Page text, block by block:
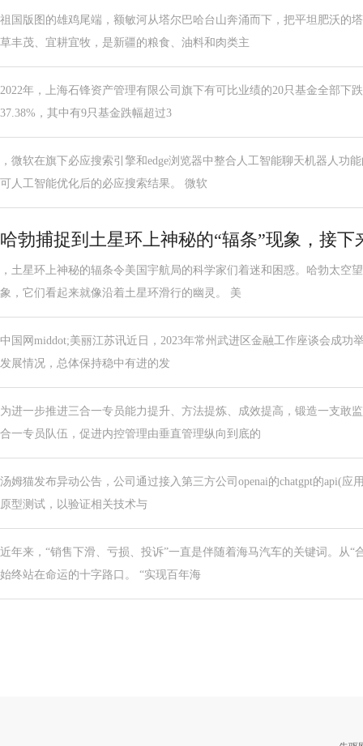
祖国版图的雄鸡尾端，额敏河从塔尔巴哈台山奔涌而下，把平坦肥沃的
草丰茂、宜耕宜牧，是新疆的粮食、油料和肉类主
2022年，上海石锋资产管理有限公司旗下有可比业绩的20只基金全部下
37.38%，其中有9只基金跌幅超过3
，微软在旗下必应搜索引擎和edge浏览器中整合人工智能聊天机器人功
可人工智能优化后的必应搜索结果。 微软
哈勃捕捉到土星环上神秘的“辐条”现象，接下
，土星环上神秘的辐条令美国宇航局的科学家们着迷和困惑。哈勃太空
象，它们看起来就像沿着土星环滑行的幽灵。 美
中国网middot;美丽江苏讯近日，2023年常州武进区金融工作座谈会成功
发展情况，总体保持稳中有进的发
为进一步推进三合一专员能力提升、方法提炼、成效提高，锻造一支敢
合一专员队伍，促进内控管理由垂直管理纵向到底的
汤姆猫发布异动公告，公司通过接入第三方公司openai的chatgpt的api(应
原型测试，以验证相关技术与
近年来，“销售下滑、亏损、投诉”一直是伴随着海马汽车的关键词。从“
始终站在命运的十字路口。 “实现百年海